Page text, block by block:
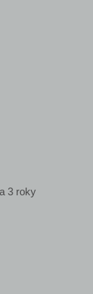
3 roky